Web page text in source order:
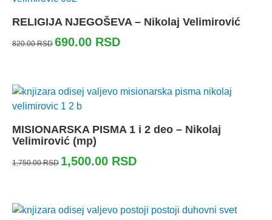
RELIGIJA NJEGOŠEVA – Nikolaj Velimirović
820.00RSD 690.00 RSD
MISIONARSKA PISMA 1 i 2 deo – Nikolaj
Velimirović (mp)
1,750.00RSD 1,500.00 RSD